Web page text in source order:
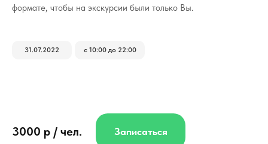
формате, чтобы на экскурсии были только Вы.
3000 р / чел.
31.07.2022 с 10:00 до 22:00
Записаться